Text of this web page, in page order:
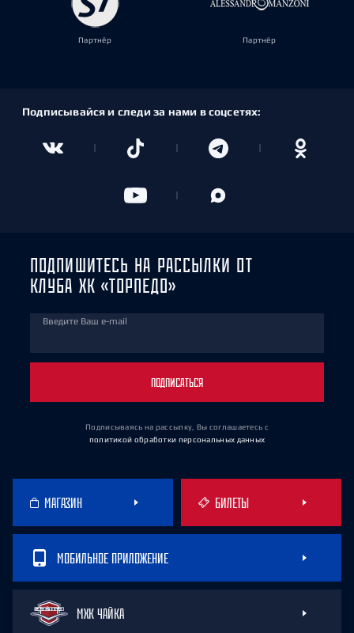
Партнёр Партнёр
Подписывайся и следи за нами в соцсетях:
ПОДПИШИТЕСЬ НА РАССЫЛКИ ОТ
КЛУБА ХК «ТОРПЕДО»
Введите Ваш e-mail
ПОДПИСАТЬСЯ
Подписываясь на рассылку, Вы соглашаетесь с
политикой обработки персональных данных
МАГАЗИН БИЛЕТЫ
МОБИЛЬНОЕ ПРИЛОЖЕНИЕ
МХК ЧАЙКА